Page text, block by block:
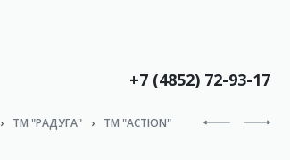
+7 (4852) 72-93-17
› ТМ "РАДУГА" › TM "ACTION"